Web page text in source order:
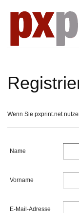
Wenn Sie pxprint.net
Name
Vorname
E-Mail-Adresse